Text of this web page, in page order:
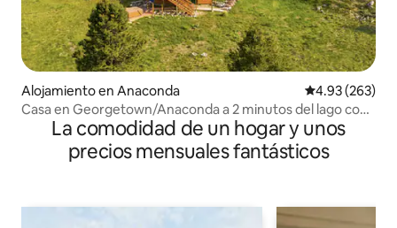
Alojamiento en Anaconda Calificación
4.93 (263)
Casa en Georgetown/Anaconda a 2 minutos del lago con
vistasLa comodidad de un hogar y unos
precios mensuales fantásticos